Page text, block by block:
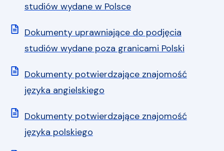
studiów wydane w Polsce
Dokumenty uprawniające do podjęcia
studiów wydane poza granicami Polski
Dokumenty potwierdzające znajomość
języka angielskiego
Dokumenty potwierdzające znajomość
języka polskiego